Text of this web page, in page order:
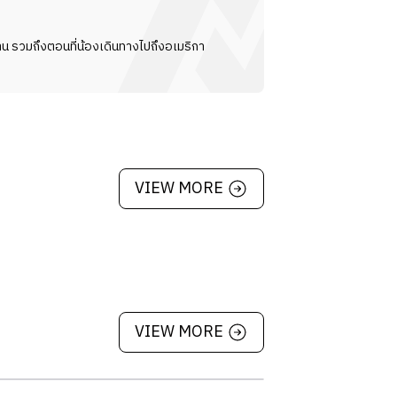
ดวกให้ตามความเหมาะสมเพื่อเพื่อเพิ่ม
ไม่ทำให้เกิดการเน่าเสีย
บัติงานตามมาตรฐาน และความปลอดภัย
งถึงความประทับใจของลูกค้าเป็นสำคัญ
ต้องทำงานกลางแจ้งได้ในทุกสภาพ
ะดวกให้ตามความเหมาะสมเพื่อเพื่อเพิ่ม
างเป็นมิตร
ำเสมอ
รวมถึงตอนที่น้องเดินทางไปถึงอเมริกา
VIEW MORE
VIEW MORE
Location: Extra Charge